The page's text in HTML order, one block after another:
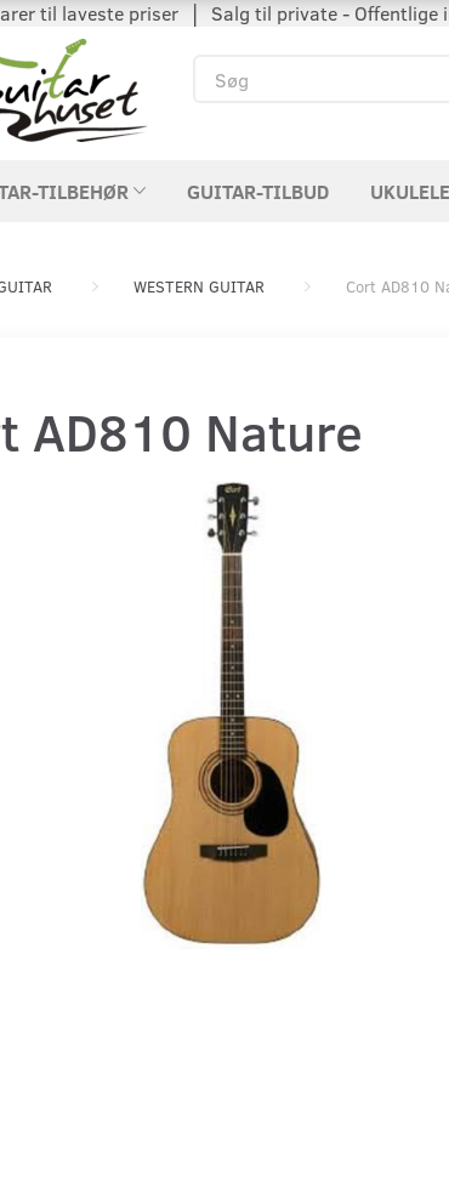
laveste priser │ Salg til private - Offentlige
TILBEHØR GUITAR-TILBUD UKULELE
WESTERN GUITAR Cort AD810
AD810 Nature